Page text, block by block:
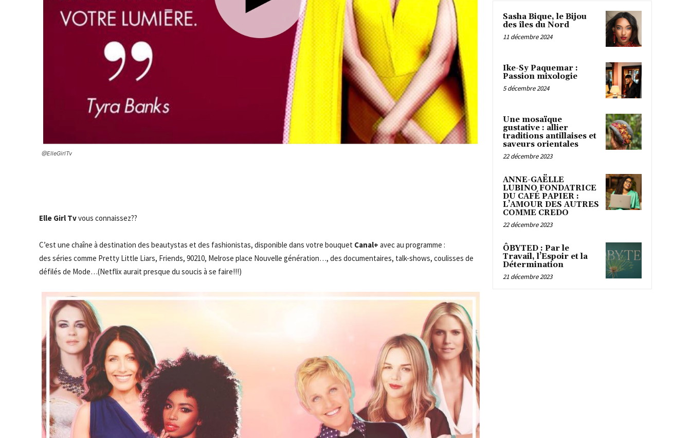
@ElleGirlTv
Elle Girl Tvvous connaissez??
C’est une chaîne à destination des beautystas et des fashionistas, disponible dans votre bouquet Canal+ avec au programme :
des séries comme Pretty Little Liars, Friends, 90210, Melrose place Nouvelle génération…, des documentaires, talk-shows, coulisses de
défilés de Mode…(Netflix aurait presque du soucis à se faire!!!)
Sasha Bique, le Bijou
des îles du Nord
11 décembre 2024
Ike-Sy Paquemar :
Passion mixologie
5 décembre 2024
Une mosaïque
gustative : allier
traditions antillaises et
saveurs orientales
22 décembre 2023
ANNE-GAËLLE
LUBINO FONDATRICE
DU CAFÉ PAPIER :
L’AMOUR DES AUTRES
COMME CREDO
22 décembre 2023
ÔBYTED : Par le
Travail, l’Espoir et la
Détermination
21 décembre 2023